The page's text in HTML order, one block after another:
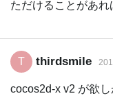
ただけることがあれ
T thirdsmile
cocos2d-x v2 が欲し